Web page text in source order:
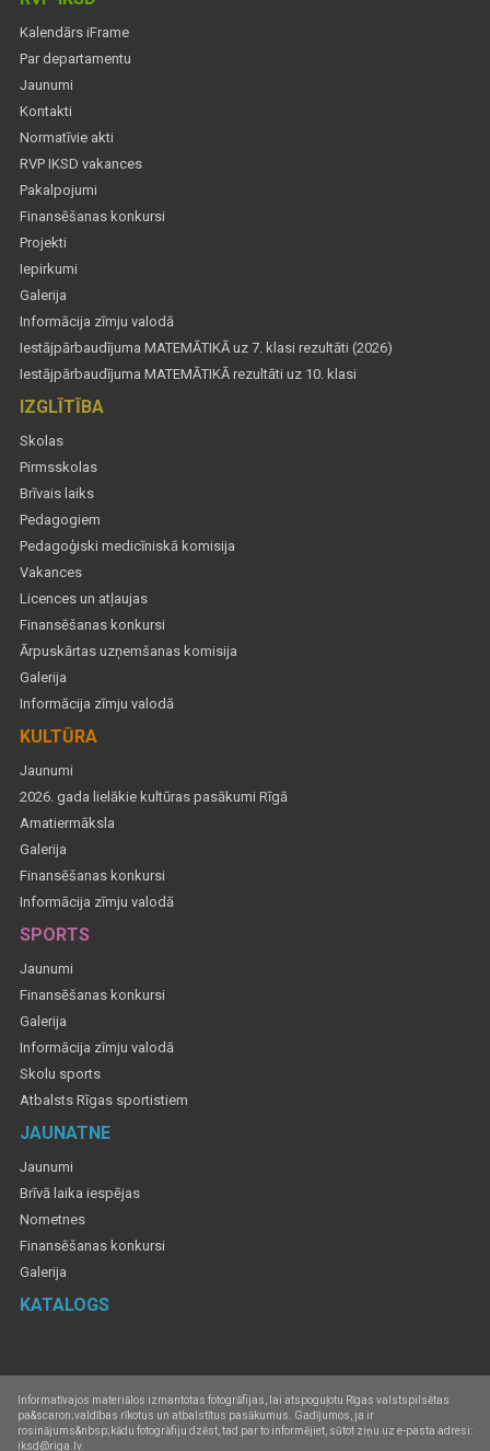
Kalendārs iFrame
Par departamentu
Jaunumi
Kontakti
Normatīvie akti
RVP IKSD vakances
Pakalpojumi
Finansēšanas konkursi
Projekti
Iepirkumi
Galerija
Informācija zīmju valodā
Iestājpārbaudījuma MATEMĀTIKĀ uz 7. klasi rezultāti (2026)
Iestājpārbaudījuma MATEMĀTIKĀ rezultāti uz 10. klasi
IZGLĪTĪBA
Skolas
Pirmsskolas
Brīvais laiks
Pedagogiem
Pedagoģiski medicīniskā komisija
Vakances
Licences un atļaujas
Finansēšanas konkursi
Ārpuskārtas uzņemšanas komisija
Galerija
Informācija zīmju valodā
KULTŪRA
Jaunumi
2026. gada lielākie kultūras pasākumi Rīgā
Amatiermāksla
Galerija
Finansēšanas konkursi
Informācija zīmju valodā
SPORTS
Jaunumi
Finansēšanas konkursi
Galerija
Informācija zīmju valodā
Skolu sports
Atbalsts Rīgas sportistiem
JAUNATNE
Jaunumi
Brīvā laika iespējas
Nometnes
Finansēšanas konkursi
Galerija
KATALOGS
Informatīvajos materiālos izmantotas fotogrāfijas, lai atspoguļotu Rīgas valstspilsētas
pa&scaron;valdības rīkotus un atbalstītus pasākumus. Gadījumos, ja ir
rosinājums&nbsp;kādu fotogrāfiju dzēst, tad par to informējiet, sūtot ziņu uz e-pasta adresi:
iksd@riga.lv.